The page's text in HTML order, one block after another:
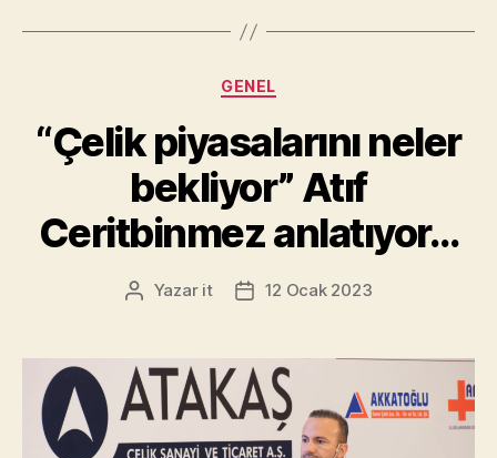
GENEL
“Çelik piyasalarını neler
bekliyor” Atıf
Ceritbinmez anlatıyor…
Yazar it 12 Ocak 2023